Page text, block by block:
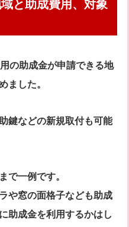
と助成費用、対象
の助成金が申請できる地
ました。
鍵などの新規取付も可能
で一例です。
や窓の面格子なども助成
助成金を利用するかはし